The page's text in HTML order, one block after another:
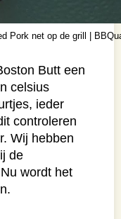
Pork net op de grill |
Butt een
celsius
ieder
controleren
Wij hebben
de
wordt het